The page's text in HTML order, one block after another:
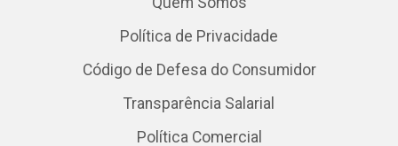
Política de Privacidade
Código de Defesa do Consumidor
Transparência Salarial
Política Comercial